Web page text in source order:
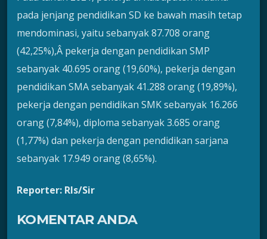
pada jenjang pendidikan SD ke bawah masih tetap
mendominasi, yaitu sebanyak 87.708 orang
(42,25%),Â pekerja dengan pendidikan SMP
sebanyak 40.695 orang (19,60%), pekerja dengan
pendidikan SMA sebanyak 41.288 orang (19,89%),
pekerja dengan pendidikan SMK sebanyak 16.266
orang (7,84%), diploma sebanyak 3.685 orang
(1,77%) dan pekerja dengan pendidikan sarjana
sebanyak 17.949 orang (8,65%).
Reporter: Rls/Sir
KOMENTAR ANDA